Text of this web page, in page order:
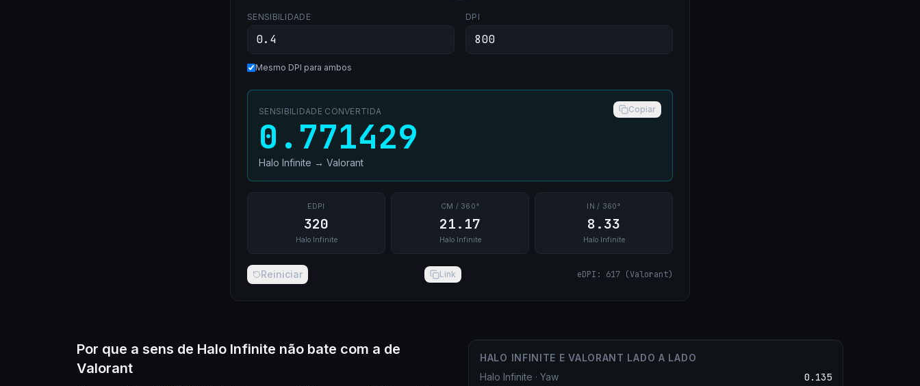
SENSIBILIDADE DPI
Mesmo DPI para ambos
SENSIBILIDADE CONVERTIDA Copiar
0.771429
Halo Infinite → Valorant
EDPI
320
Halo Infinite
CM / 360°
21.17
Halo Infinite
IN / 360°
8.33
Halo Infinite
Reiniciar Link eDPI : 617 (Valorant)
Por que a sens de Halo Infinite não bate com a de
Valorant
HALO INFINITE E VALORANT LADO A LADO
Halo Infinite · Yaw 0.135